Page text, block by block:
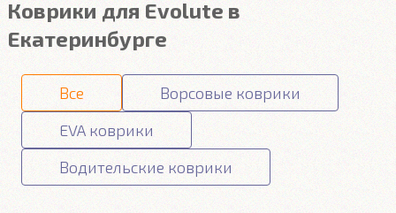
Коврики для Evolute в
Екатеринбурге
Все
Ворсовые коврики
EVA коврики
Водительские коврики